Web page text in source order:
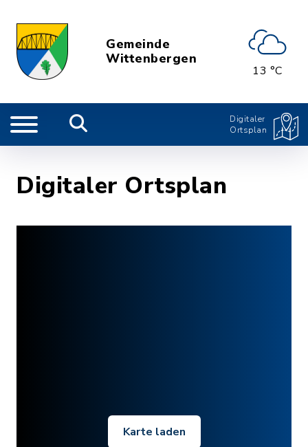
Gemeinde
Wittenbergen
13 °C
Digitaler
Ortsplan
Digitaler Ortsplan
Karte laden